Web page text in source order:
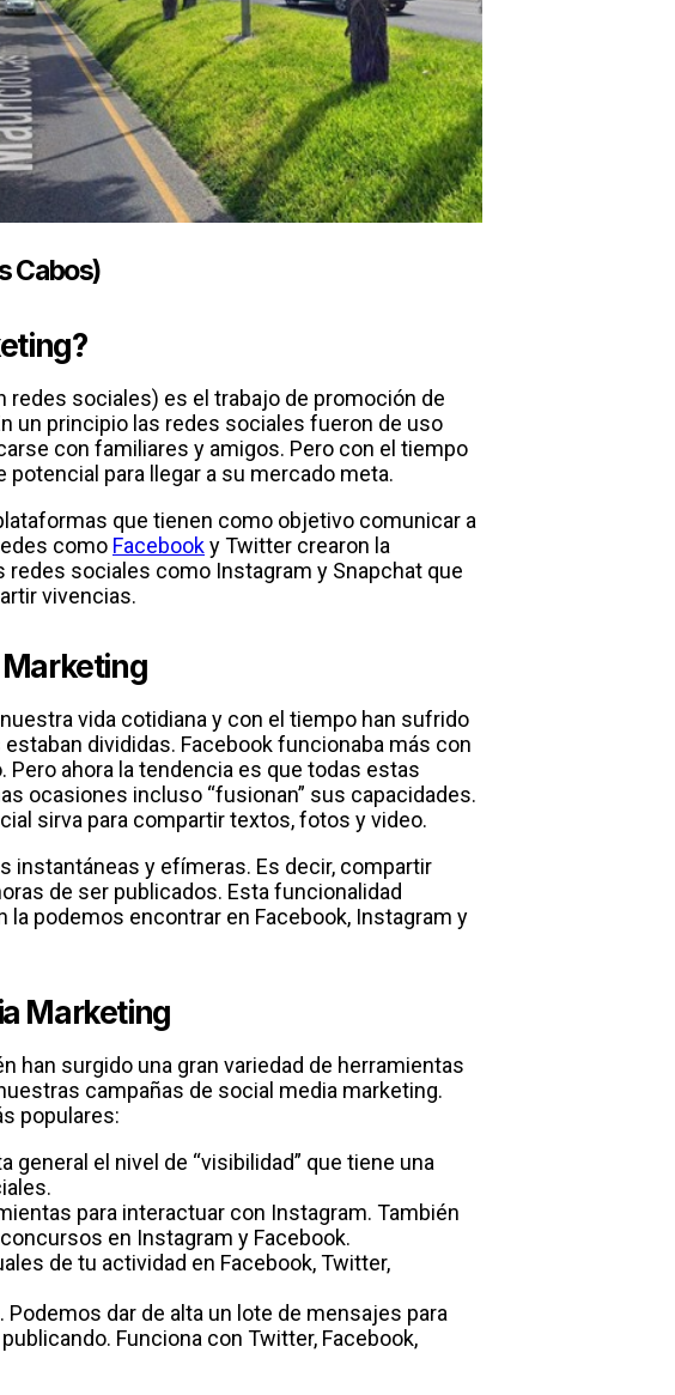
Cabos)
redes sociales) es el trabajo de promoción de
un principio las redes sociales fueron de uso
con familiares y amigos. Pero con el tiempo
para llegar a su mercado meta.
que tienen como objetivo comunicar a
como Facebooky Twitter crearon la
redes sociales como Instagram y Snapchat que
vivencias.
Marketing
vida cotidiana y con el tiempo han sufrido
divididas. Facebook funcionaba más con
ahora la tendencia es que todas estas
ocasiones incluso “fusionan” sus capacidades.
sirva para compartir textos, fotos y video.
instantáneas y efímeras. Es decir, compartir
de ser publicados. Esta funcionalidad
la podemos encontrar en Facebook, Instagram y
Marketing
han surgido una gran variedad de herramientas
campañas de social media marketing.
populares:
general el nivel de “visibilidad” que tiene una
para interactuar con Instagram. También
en Instagram y Facebook.
de tu actividad en Facebook, Twitter,
Podemos dar de alta un lote de mensajes para
Funciona con Twitter, Facebook,